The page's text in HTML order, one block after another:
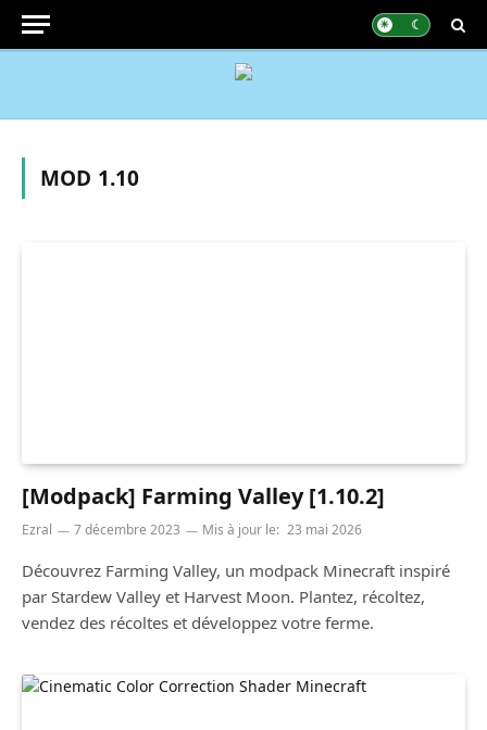
MOD 1.10
[Modpack] Farming Valley [1.10.2]
Ezral 7 décembre 2023 Mis à jour le: 23 mai 2026
Découvrez Farming Valley, un modpack Minecraft inspiré
par Stardew Valley et Harvest Moon. Plantez, récoltez,
vendez des récoltes et développez votre ferme.